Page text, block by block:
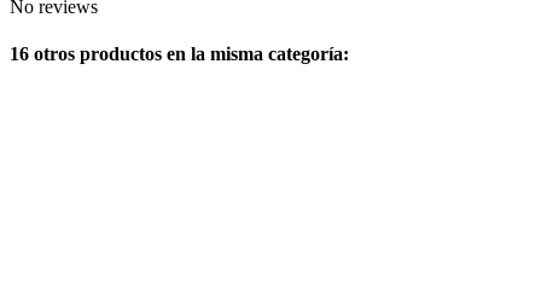
No reviews
16 otros productos en la misma categoría: